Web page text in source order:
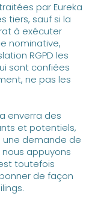
par Eureka
tiers, sauf si la
à exécuter
nominative,
RGPD les
sont confiées
ne pas les
enverra des
et potentiels,
une demande de
nous appuyons
toutefois
de façon